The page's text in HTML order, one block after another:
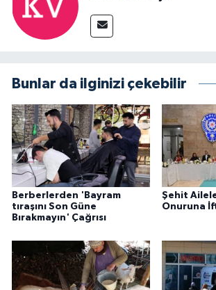
Bunlar da ilginizi çekebilir
Berberlerden 'Bayram
tıraşını Son Güne
Bırakmayın' Çağrısı
Şehit
Onuruna